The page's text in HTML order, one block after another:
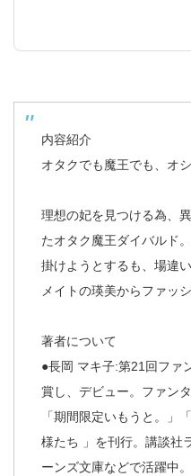
内容紹介
オタクでも魔王でも、オ
理想の妃を見つける為、
たオタク魔王ダイバルド
掛けようとするも、場違
メイトの瑛美からファッ
著者について
●長岡 マキ子:第21回ファ
賞し、デビュー。ファン
「期間限定いもうと。」
様たち 」を刊行。講談社
ーンズ文庫などで活躍中。